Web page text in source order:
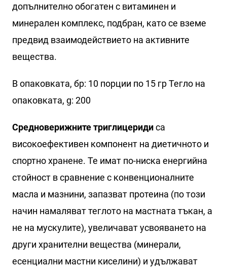
допълнително обогатен с витаминен и
минерален комплекс, подбран, като се вземе
предвид взаимодействието на активните
вещества.
В опаковката, бр: 10 порции по 15 гр Тегло на
опаковката, g: 200
Средноверижните триглицеридиса
високоефективен компонент на диетичното и
спортно хранене. Те имат по-ниска енергийна
стойност в сравнение с конвенционалните
масла и мазнини, запазват протеина (по този
начин намаляват теглото на мастната тъкан, а
не на мускулите), увеличават усвояването на
други хранителни вещества (минерали,
есенциални мастни киселини) и удължават